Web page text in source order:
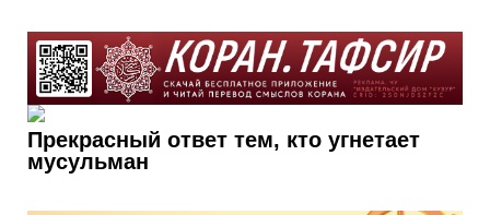
Прекрасный ответ тем, кто угнетает
мусульман